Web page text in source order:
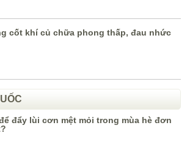
cốt khí củ chữa phong thấp, đau nhức
đẩy lùi cơn mệt mỏi trong mùa hè đơn